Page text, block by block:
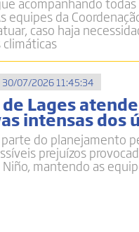
equipes da
caso haja
climáticas
30/07/2026 11:45:34
Lages
intensas dos
parte do planejamento
prejuízos
mantendo as